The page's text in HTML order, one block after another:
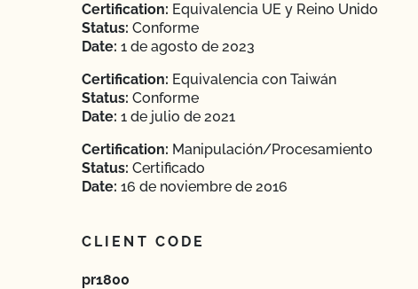
Certification: Equivalencia UE y Reino Unido
Status: Conforme
Date: 1 de agosto de 2023
Certification: Equivalencia con Taiwán
Status: Conforme
Date: 1 de julio de 2021
Certification: Manipulación/Procesamiento
Status: Certificado
Date: 16 de noviembre de 2016
CLIENT CODE
pr1800